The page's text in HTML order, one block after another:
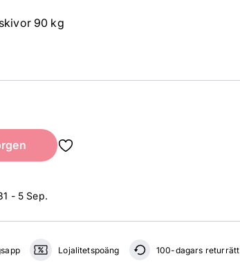
90 kg
- 5 Sep.
Lojalitetspoäng 100-dagars returrätt